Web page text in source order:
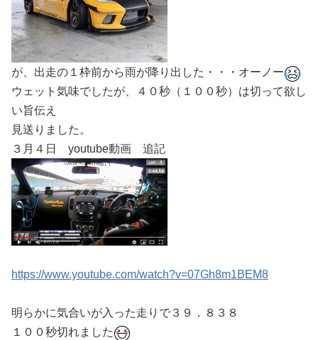
が、出走の１枠前から雨が降り出した・・・オーノー
ウェット気味でしたが、４０秒（１００秒）は切って欲し
い旨伝え
見送りました。
３月４日 youtube動画 追記
https://www.youtube.com/watch?v=07Gh8m1BEM8
明らかに気合いが入った走りで３９．８３８
１００秒切れました